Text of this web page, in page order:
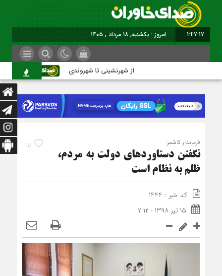
1:47:18 برابر با : Sunday - 9 August - 2026
از شهرنشینی تا شهروندی
15 فرماندار کاشمر:
نگفتن دستاوردهای دولت به مردم،
ظلم به نظام است
کد خبر : 1444
۱۵ تیر ۱۳۹۸ - ۷:۱۲